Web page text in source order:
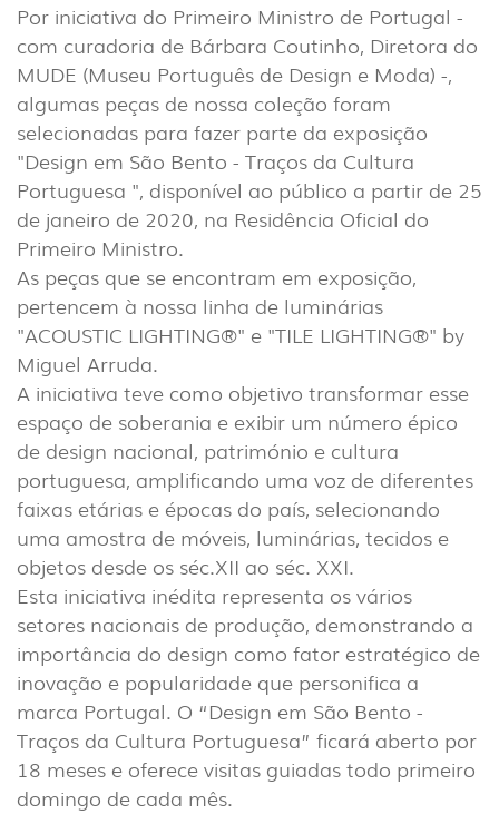
INTERIOR (86)
EXTERIOR (22)
INDUSTRIAL (7)
DOWNLOADS
PROJETOS
INFORMAÇÃO LEGAL
Por iniciativa do Primeiro Ministro de Portugal -
com curadoria de Bárbara Coutinho, Diretora do
MUDE (Museu Português de Design e Moda) -,
algumas peças de nossa coleção foram
selecionadas para fazer parte da exposição
"Design em São Bento - Traços da Cultura
Portuguesa ", disponível ao público a partir de 25
de janeiro de 2020, na Residência Oficial do
Primeiro Ministro.
As peças que se encontram em exposição,
pertencem à nossa linha de luminárias
"ACOUSTIC LIGHTING®" e "TILE LIGHTING®" by
Miguel Arruda.
A iniciativa teve como objetivo transformar esse
espaço de soberania e exibir um número épico
de design nacional, património e cultura
portuguesa, amplificando uma voz de diferentes
faixas etárias e épocas do país, selecionando
uma amostra de móveis, luminárias, tecidos e
objetos desde os séc.XII ao séc. XXI.
Esta iniciativa inédita representa os vários
setores nacionais de produção, demonstrando a
importância do design como fator estratégico de
inovação e popularidade que personifica a
marca Portugal. O “Design em São Bento -
Traços da Cultura Portuguesa” ficará aberto por
18 meses e oferece visitas guiadas todo primeiro
domingo de cada mês.